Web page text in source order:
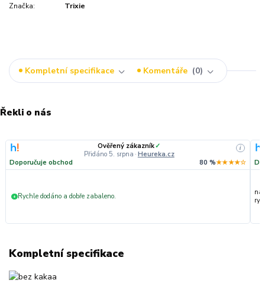
Značka:
Trixie
Kompletní specifikace Komentáře 0
Řekli o nás
Ověřený zákazník✓
Přidáno 5. srpna · Heureka.cz
i
Doporučuje obchod 80 %★★★★☆
+ Rychle dodáno a dobře zabaleno.
Kompletní specifikace